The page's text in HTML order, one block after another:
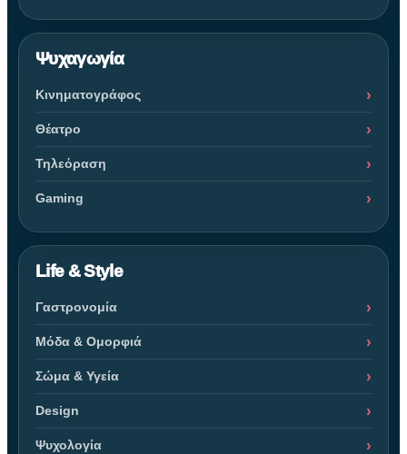
Ψυχαγωγία
Κινηματογράφος
Θέατρο
Τηλεόραση
Gaming
Life & Style
Γαστρονομία
Μόδα & Ομορφιά
Σώμα & Υγεία
Design
Ψυχολογία